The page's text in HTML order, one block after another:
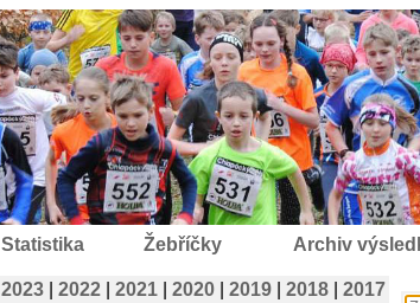
Statistika Žebříčky Archiv
2023 2022 2021 2020 2019 2018
2017